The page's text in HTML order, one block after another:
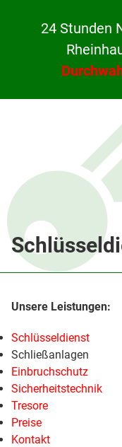
24 Stunden
Schlüsseldienst
Schließanlagen
Einbruchschutz
Sicherheitstechnik
Tresore
Preise
Kontakt